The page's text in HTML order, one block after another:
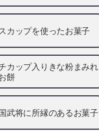
カップを使ったお菓子
カップ入りきな粉まみれ
餅
武将に所縁のあるお菓子